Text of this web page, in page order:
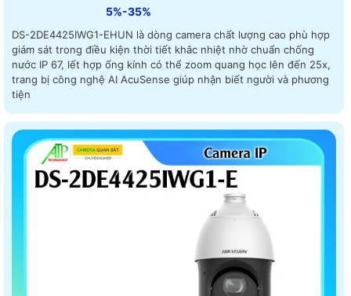
5%-35%
DS-2DE4425IWG1-EHUN là dòng camera chất lượng cao phù hợp
giám sát trong điều kiện thời tiết khắc nhiệt nhờ chuẩn chống
nước IP 67, lết hợp ống kính có thể zoom quang học lên đến 25x,
trang bị công nghệ AI AcuSense giúp nhận biết người và phương
tiện